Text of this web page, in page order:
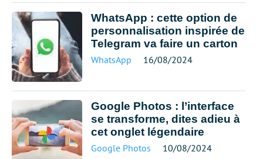
WhatsApp : cette option de
personnalisation inspirée de
Telegram va faire un carton
WhatsApp 16/08/2024
Google Photos : l’interface
se transforme, dites adieu à
cet onglet légendaire
Google Photos 10/08/2024